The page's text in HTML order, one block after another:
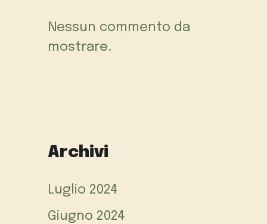
Nessun commento da
mostrare.
Archivi
Luglio 2024
Giugno 2024